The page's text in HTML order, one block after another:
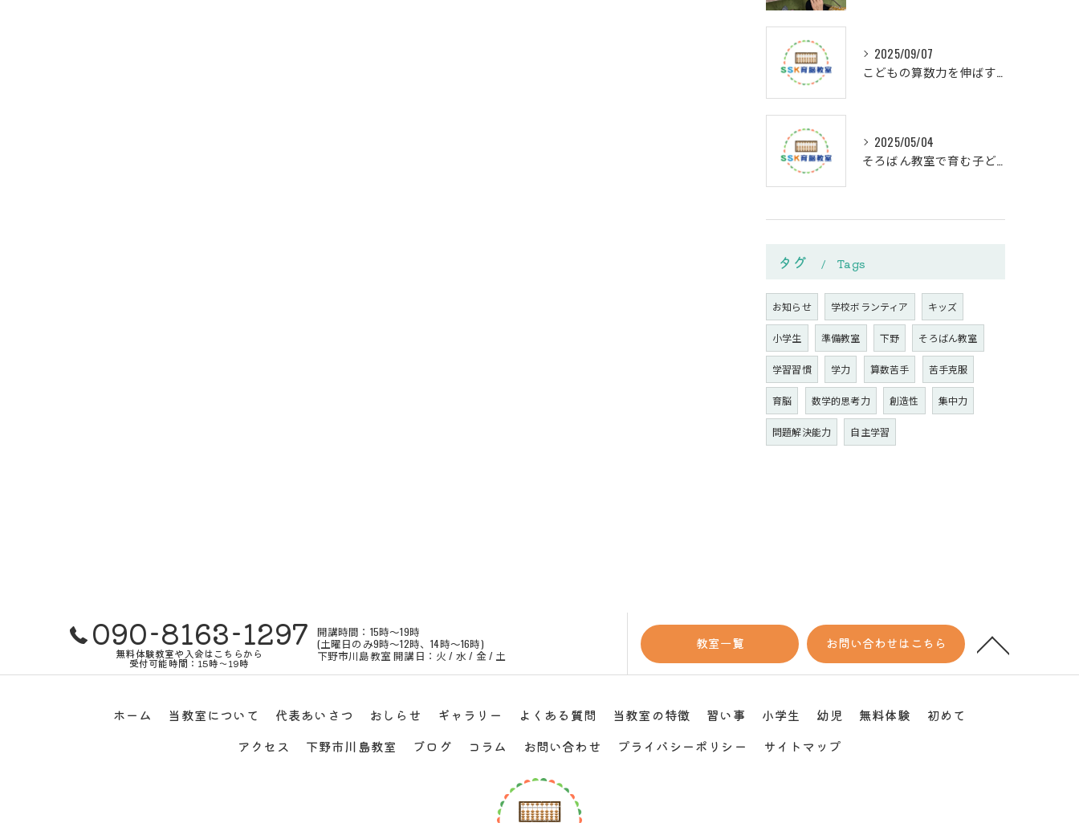
2025/09/07
こどもの算数力を伸ばす個別指導の効果
2025/05/04
そろばん教室で育む子どもの思考力
タグ Tags
お知らせ 学校ボランティア キッズ
小学生 準備教室 下野 そろばん教室
学習習慣 学力 算数苦手 苦手克服
育脳 数学的思考力 創造性 集中力
問題解決能力 自主学習
090-8163-1297
無料体験教室や入会はこちらから
受付可能時間：15時～19時
開講時間：15時～19時
(土曜日のみ9時〜12時、14時〜16時)
下野市川島教室 開講日：火 / 水 / 金 / 土
教室一覧 お問い合わせはこちら
ホーム 当教室について 代表あいさつ おしらせ ギャラリー よくある質問 当教室の特徴 習い事 小学生 幼児 無料体験
初めて
アクセス
下野市川島教室 ブログ コラム お問い合わせ プライバシーポリシー サイトマップ